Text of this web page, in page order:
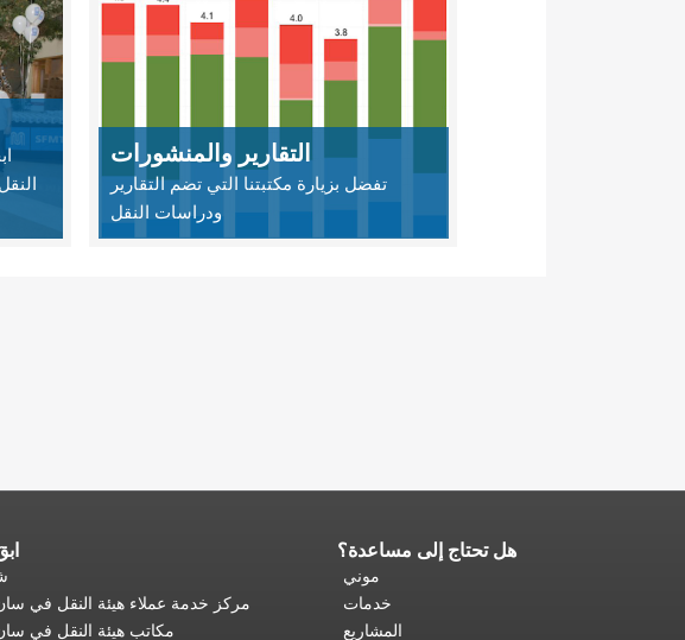
التقارير والمنشورات
تفضل بزيارة مكتبتنا التي تضم التقارير
ودراسات النقل
هل تحتاج إلى مساعدة؟
موني
خدمات
المشاريع
مركز خدمة عملاء هيئة النقل في
مكاتب هيئة النقل في